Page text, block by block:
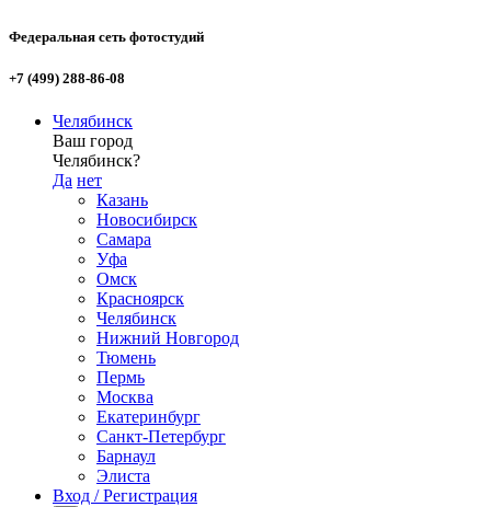
Федеральная сеть фотостудий
+7 (499) 288-86-08
Челябинск
Ваш город
Челябинск?
Да нет
Казань
Новосибирск
Самара
Уфа
Омск
Красноярск
Челябинск
Нижний Новгород
Тюмень
Пермь
Москва
Екатеринбург
Санкт-Петербург
Барнаул
Элиста
Вход / Регистрация